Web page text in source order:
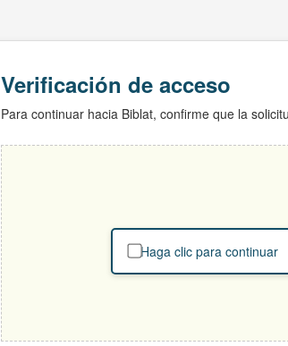
Verificación de acceso
Para continuar hacia Biblat, confirme que la
Haga clic para continuar